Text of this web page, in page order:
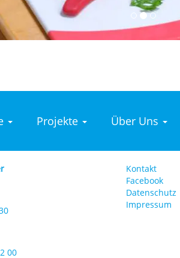
Projekte Über Uns
00
Footer
menu
Kontakt
Facebook
Datenschutz
Impressum